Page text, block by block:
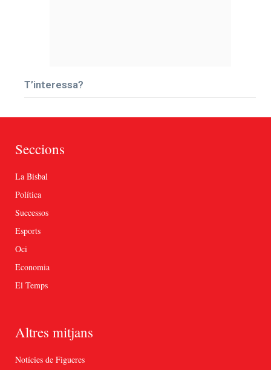
T’interessa?
Seccions
La Bisbal
Política
Successos
Esports
Oci
Economia
El Temps
Altres mitjans
Notícies de Figueres